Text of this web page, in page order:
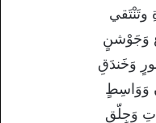
وتَنْتَقي
وَجَوْشنٍ
وَخَندَقِ
وَوَاسِطٍ
وَجِلّقِ